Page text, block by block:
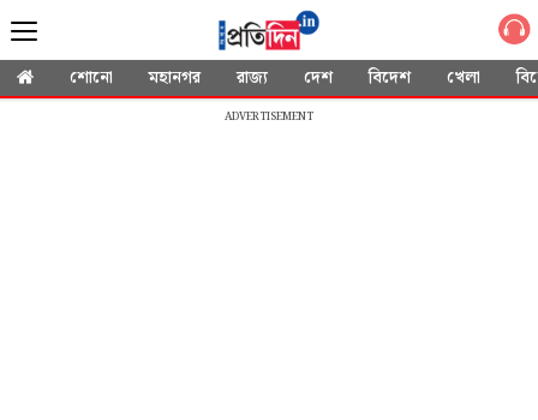
শোনো মহানগর রাজ্য দেশ বিদেশ খেলা
ADVERTISEMENT